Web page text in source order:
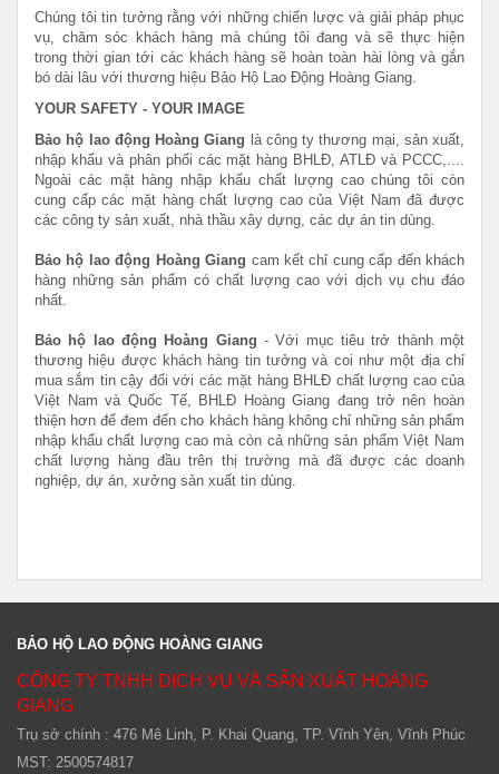
Chúng tôi tin tưởng rằng với những chiến lược và giải pháp phục
vụ, chăm sóc khách hàng mà chúng tôi đang và sẽ thực hiện
trong thời gian tới các khách hàng sẽ hoàn toàn hài lòng và gắn
bó dài lâu với thương hiệu Bảo Hộ Lao Động Hoàng Giang.
YOUR SAFETY - YOUR IMAGE
Bảo hộ lao động Hoàng Giang là công ty thương mại, sản xuất,
nhập khẩu và phân phối các mặt hàng BHLĐ, ATLĐ và PCCC,....
Ngoài các mặt hàng nhập khẩu chất lượng cao chúng tôi còn
cung cấp các mặt hàng chất lượng cao của Việt Nam đã được
các công ty sản xuất, nhà thầu xây dựng, các dự án tin dùng.
Bảo hộ lao động Hoàng Giang cam kết chỉ cung cấp đến khách
hàng những sản phẩm có chất lượng cao với dịch vụ chu đáo
nhất.
Bảo hộ lao động Hoàng Giang - Với mục tiêu trở thành một
thương hiệu được khách hàng tin tưởng và coi như một địa chỉ
mua sắm tin cậy đối với các mặt hàng BHLĐ chất lượng cao của
Việt Nam và Quốc Tế,
BHLĐ Hoàng Giang đang trở nên hoàn
thiện hơn để đem đến cho khách hàng không chỉ những sản phẩm
nhập khẩu chất lượng cao mà còn cả những sản phẩm Việt Nam
chất lượng hàng đầu trên thị trường mà đã được các doanh
nghiệp, dự án, xưởng sản xuất tin dùng.
BẢO HỘ LAO ĐỘNG HOÀNG GIANG
CÔNG TY TNHH DỊCH VỤ VÀ SẢN XUẤT HOÀNG
GIANG
Trụ sở chính : 476 Mê Linh, P. Khai Quang, TP. Vĩnh Yên, Vĩnh Phúc
MST: 2500574817